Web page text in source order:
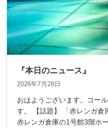
『本日のニュース』
2026年7月28日
おはようございます。コー
す。 【話題】 「赤レンガ倉
赤レンガ倉庫の1号館3階ホ